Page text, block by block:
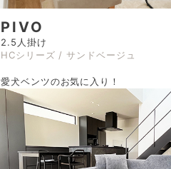
PIVO
2.5人掛け
HCシリーズ / サンドベージュ
愛犬ベンツのお気に入り！